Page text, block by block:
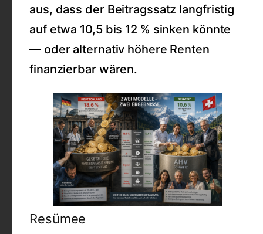
aus, dass der Beitragssatz langfristig
auf etwa 10,5 bis 12 % sinken könnte
— oder alternativ höhere Renten
finanzierbar wären.
Resümee